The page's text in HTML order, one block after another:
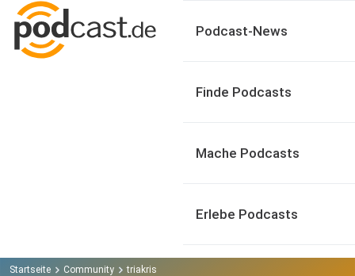
Podcast-News
Finde Podcasts
Mache Podcasts
Erlebe Podcasts
Startseite Community triakris